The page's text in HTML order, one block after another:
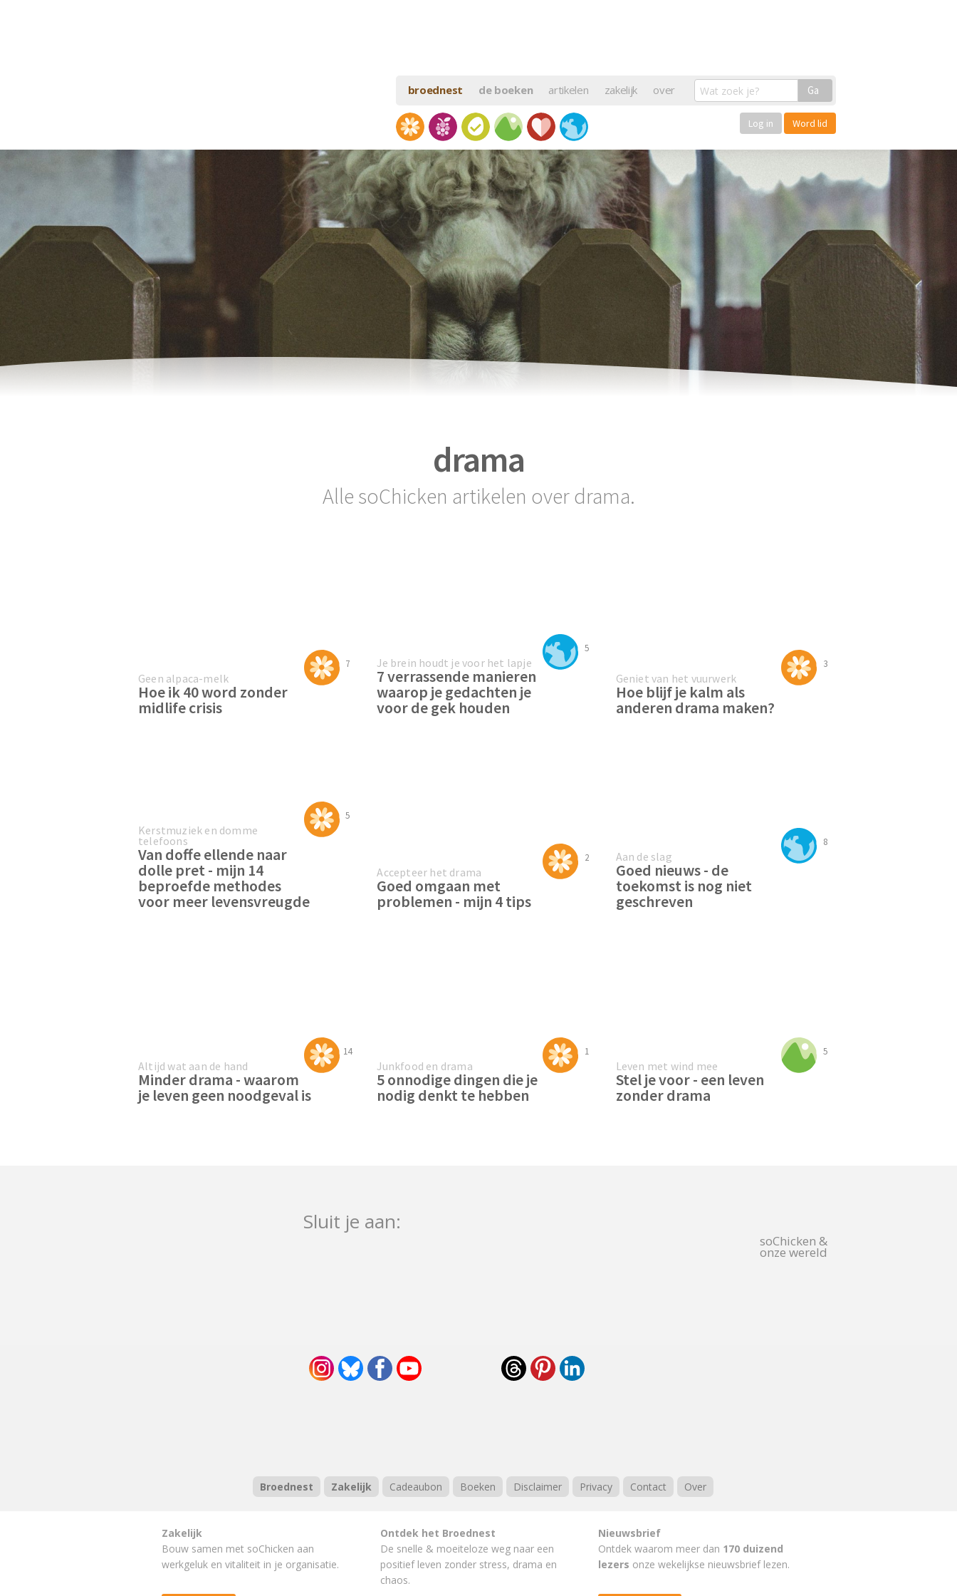
broednest de boeken artikelen zakelijk over Ga
Log in Word lid
drama
Alle soChicken artikelen over drama.
7
Geen alpaca-melk
Hoe ik 40 word zonder
midlife crisis
5
Je brein houdt je voor het lapje
7 verrassende manieren
waarop je gedachten je
voor de gek houden
3
Geniet van het vuurwerk
Hoe blijf je kalm als
anderen drama maken?
5
Kerstmuziek en domme
telefoons
Van doffe ellende naar
dolle pret - mijn 14
beproefde methodes
voor meer levensvreugde
2
Accepteer het drama
Goed omgaan met
problemen - mijn 4 tips
8
Aan de slag
Goed nieuws - de
toekomst is nog niet
geschreven
14
Altijd wat aan de hand
Minder drama - waarom
je leven geen noodgeval is
1
Junkfood en drama
5 onnodige dingen die je
nodig denkt te hebben
5
Leven met wind mee
Stel je voor - een leven
zonder drama
Sluit je aan:
soChicken &
onze wereld
Broednest Zakelijk Cadeaubon Boeken Disclaimer Privacy Contact Over
Zakelijk
Bouw samen met soChicken aan
werkgeluk en vitaliteit in je organisatie.
Ontdek het Broednest
De snelle & moeiteloze weg naar een
positief leven zonder stress, drama en
chaos.
Nieuwsbrief
Ontdek waarom meer dan 170 duizend
lezers onze wekelijkse nieuwsbrief lezen.